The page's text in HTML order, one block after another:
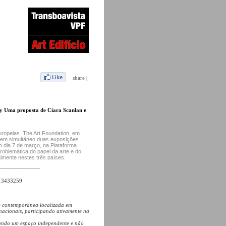
share |
Uma proposta de Ciara Scanlan e
The Art Foundation, em
simultâneo duas exposições
dia 7 de março, na Plataforma
do papel da arte e do
nestes três países.
localizada em
participando ativamente na
um espaço independente e não